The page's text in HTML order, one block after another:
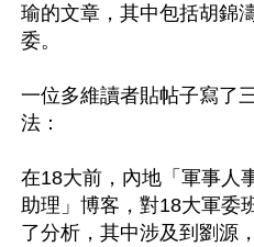
瑜的文章，其中包括胡錦
委。
一位多維讀者貼帖子寫了
法：
在18大前，內地「軍事人
助理」博客，對18大軍委
了分析，其中涉及到劉源